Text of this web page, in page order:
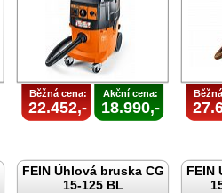
Běžná cena:
22.452,-
Akční cena:
18.990,-
FEIN Úhlová bruska CG
15-125 BL
FEIN